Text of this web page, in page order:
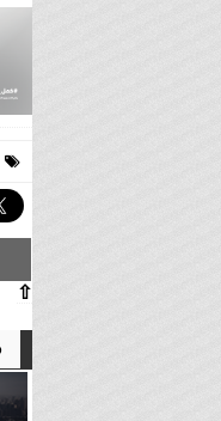
⇧